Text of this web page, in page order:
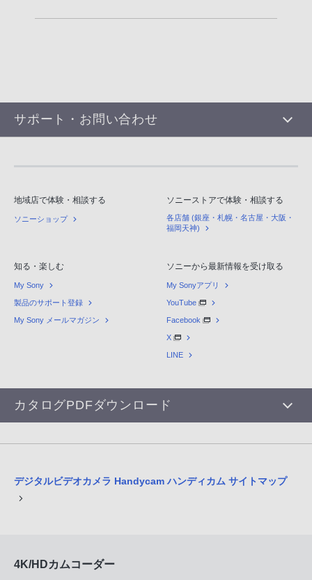
サポート・お問い合わせ
地域店で体験・相談する
ソニーショップ
ソニーストアで体験・相談する
各店舗 (銀座・札幌・名古屋・大阪・
福岡天神)
知る・楽しむ
My Sony
製品のサポート登録
My Sony メールマガジン
ソニーから最新情報を受け取る
My Sonyアプリ
YouTube
Facebook
X
LINE
カタログPDFダウンロード
デジタルビデオカメラ Handycam ハンディカム サイトマップ
4K/HDカムコーダー